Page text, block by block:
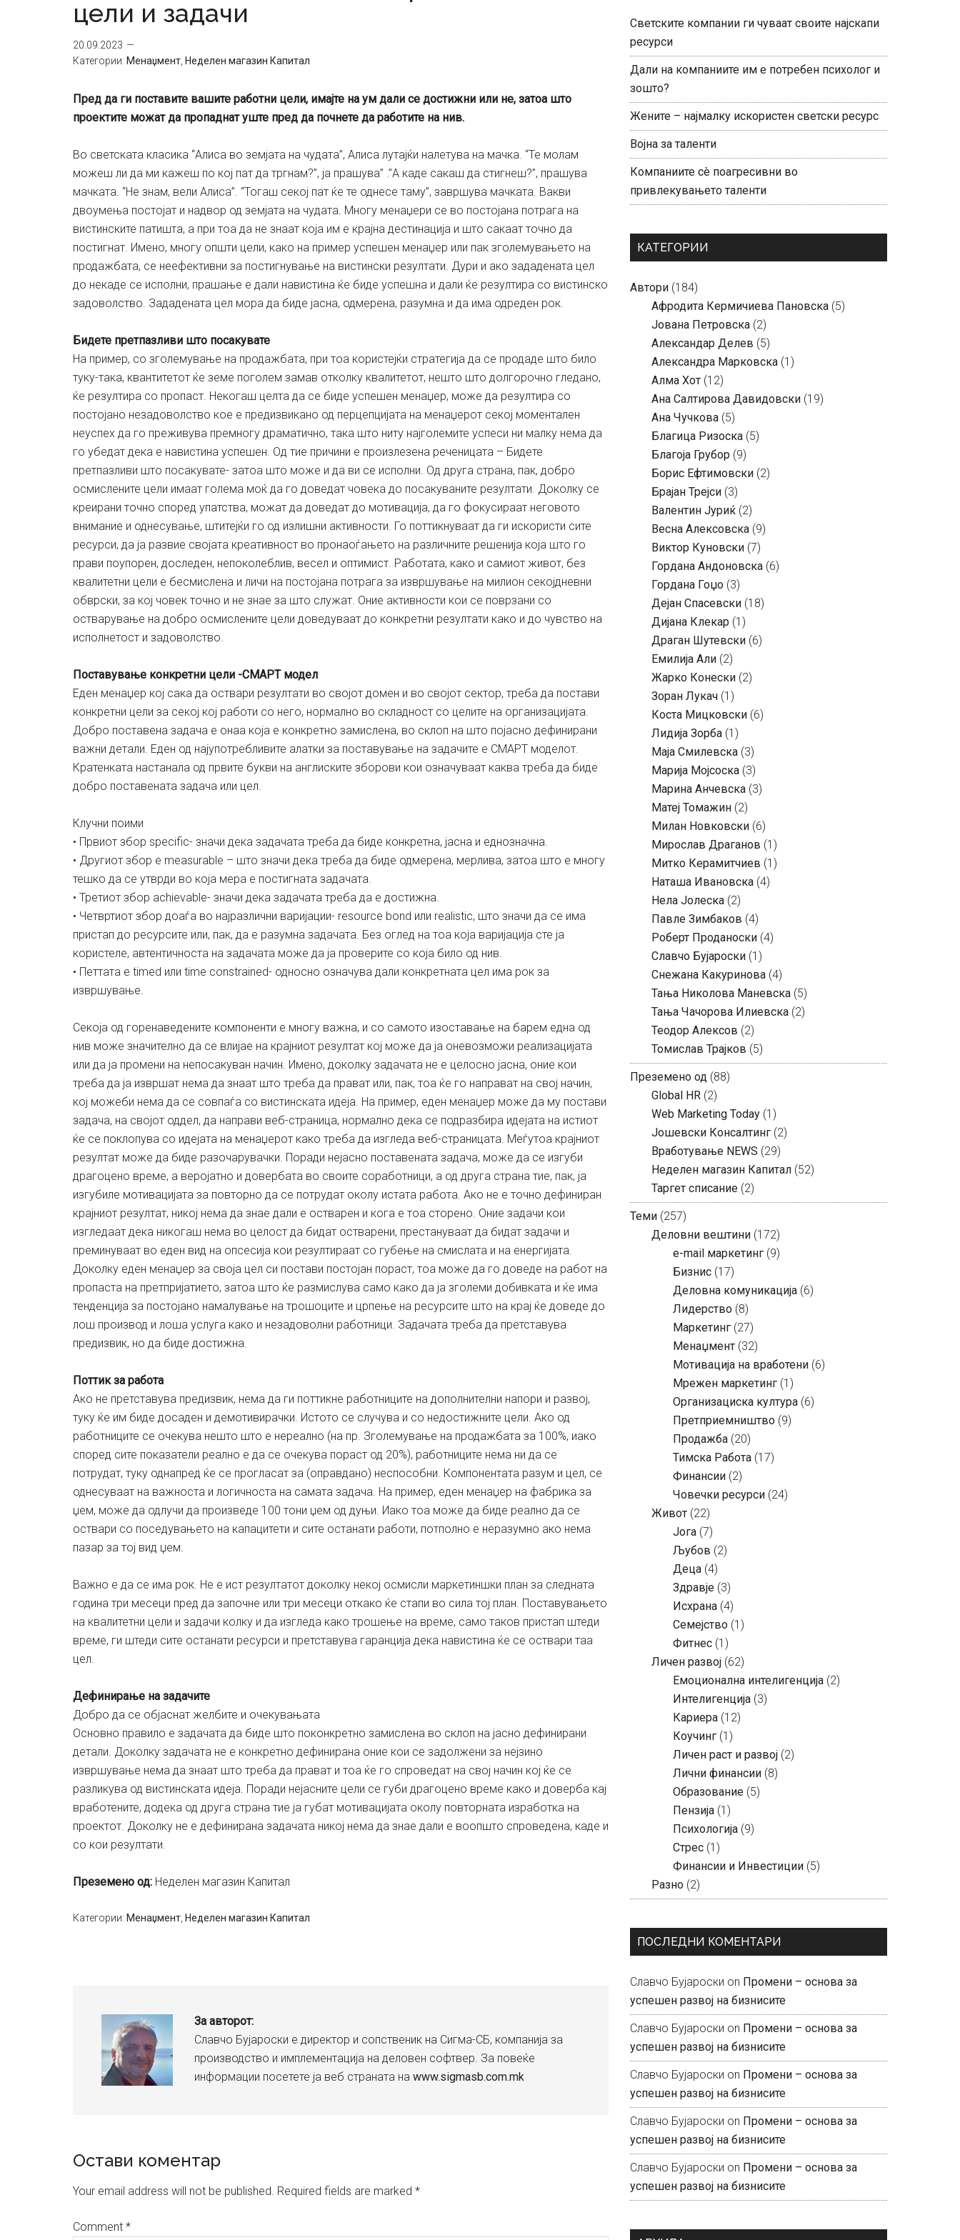
цели и задачи
20.09.2023
Категории: Менаџмент Неделен магазин Капитал
Пред да ги поставите вашите работни цели, имајте на ум дали се достижни или не, затоа што
проектите можат да пропаднат уште пред да почнете да работите на нив.
Во светската класика “Алиса во земјата на чудата”, Алиса лутајќи налетува на мачка. “Те молам
можеш ли да ми кажеш по кој пат да тргнам?”, ја прашува” .”А каде сакаш да стигнеш?”, прашува
мачката. “Не знам, вели Алиса”. “Тогаш секој пат ќе те однесе таму”, завршува мачката. Вакви
двоумења постојат и надвор од земјата на чудата. Многу менаџери се во постојана потрага на
вистинските патишта, а при тоа да не знаат која им е крајна дестинација и што сакаат точно да
постигнат. Имено, многу општи цели, како на пример успешен менаџер или пак зголемувањето на
продажбата, се неефективни за постигнување на вистински резултати. Дури и ако зададената цел
до некаде се исполни, прашање е дали навистина ќе биде успешна и дали ќе резултира со вистинско
задоволство. Зададената цел мора да биде јасна, одмерена, разумна и да има одреден рок.
Бидете претпазливи што посакувате
На пример, со зголемување на продажбата, при тоа користејќи стратегија да се продаде што било
туку-така, квантитетот ќе земе поголем замав отколку квалитетот, нешто што долгорочно гледано,
ќе резултира со пропаст. Некогаш целта да се биде успешен менаџер, може да резултира со
постојано незадоволство кое е предизвикано од перцепцијата на менаџерот секој моментален
неуспех да го преживува премногу драматично, така што ниту најголемите успеси ни малку нема да
го убедат дека е навистина успешен. Од тие причини е произлезена реченицата – Бидете
претпазливи што посакувате- затоа што може и да ви се исполни. Од друга страна, пак, добро
осмислените цели имаат голема моќ да го доведат човека до посакуваните резултати. Доколку се
креирани точно според упатства, можат да доведат до мотивација, да го фокусираат неговото
внимание и однесување, штитејќи го од излишни активности. Го поттикнуваат да ги искористи сите
ресурси, да ја развие својата креативност во пронаоѓањето на различните решенија која што го
прави поупорен, доследен, непоколеблив, весел и оптимист. Работата, како и самиот живот, без
квалитетни цели е бесмислена и личи на постојана потрага за извршување на милион секојдневни
обврски, за кој човек точно и не знае за што служат. Оние активности кои се поврзани со
остварување на добро осмислените цели доведуваат до конкретни резултати како и до чувство на
исполнетост и задоволство.
Поставување конкретни цели -СМАРТ модел
Еден менаџер кој сака да оствари резултати во својот домен и во својот сектор, треба да постави
конкретни цели за секој кој работи со него, нормално во складност со целите на организацијата.
Добро поставена задача е онаа која е конкретно замислена, во склоп на што појасно дефинирани
важни детали. Еден од најупотребливите алатки за поставување на задачите е СМАРТ моделот.
Кратенката настанала од првите букви на англиските зборови кои означуваат каква треба да биде
добро поставената задача или цел.
Клучни поими
• Првиот збор specific- значи дека задачата треба да биде конкретна, јасна и еднозначна.
• Другиот збор е measurable – што значи дека треба да биде одмерена, мерлива, затоа што е многу
тешко да се утврди во која мера е постигната задачата.
• Третиот збор achievable- значи дека задачата треба да е достижна.
• Четвртиот збор доаѓа во најразлични варијации- resource bond или realistic, што значи да се има
пристап до ресурсите или, пак, да е разумна задачата. Без оглед на тоа која варијација сте ја
користеле, автентичноста на задачата може да ја проверите со која било од нив.
• Петтата е timed или time constrained- односно означува дали конкретната цел има рок за
извршување.
Секоја од горенаведените компоненти е многу важна, и со самото изоставање на барем една од
нив може значително да се влијае на крајниот резултат кој може да ја оневозможи реализацијата
или да ја промени на непосакуван начин. Имено, доколку задачата не е целосно јасна, оние кои
треба да ја извршат нема да знаат што треба да прават или, пак, тоа ќе го направат на свој начин,
кој можеби нема да се совпаѓа со вистинската идеја. На пример, еден менаџер може да му постави
задача, на својот оддел, да направи веб-страница, нормално дека се подразбира идејата на истиот
ќе се поклопува со идејата на менаџерот како треба да изгледа веб-страницата. Меѓутоа крајниот
резултат може да биде разочарувачки. Поради нејасно поставената задача, може да се изгуби
драгоцено време, а веројатно и довербата во своите соработници, а од друга страна тие, пак, ја
изгубиле мотивацијата за повторно да се потрудат околу истата работа. Ако не е точно дефиниран
крајниот резултат, никој нема да знае дали е остварен и кога е тоа сторено. Оние задачи кои
изгледаат дека никогаш нема во целост да бидат остварени, престануваат да бидат задачи и
преминуваат во еден вид на опсесија кои резултираат со губење на смислата и на енергијата.
Доколку еден менаџер за своја цел си постави постојан пораст, тоа може да го доведе на работ на
пропаста на претпријатието, затоа што ќе размислува само како да ја зголеми добивката и ќе има
тенденција за постојано намалување на трошоците и црпење на ресурсите што на крај ќе доведе до
лош производ и лоша услуга како и незадоволни работници. Задачата треба да претставува
предизвик, но да биде достижна.
Поттик за работа
Ако не претставува предизвик, нема да ги поттикне работниците на дополнителни напори и развој,
туку ќе им биде досаден и демотивирачки. Истото се случува и со недостижните цели. Ако од
работниците се очекува нешто што е нереално (на пр. Зголемување на продажбата за 100%, иако
според сите показатели реално е да се очекува пораст од 20%), работниците нема ни да се
потрудат, туку однапред ќе се прогласат за (оправдано) неспособни. Компонентата разум и цел, се
однесуваат на важноста и логичноста на самата задача. На пример, еден менаџер на фабрика за
џем, може да одлучи да произведе 100 тони џем од дуњи. Иако тоа може да биде реално да се
оствари со поседувањето на капацитети и сите останати работи, потполно е неразумно ако нема
пазар за тој вид џем.
Важно е да се има рок. Не е ист резултатот доколку некој осмисли маркетиншки план за следната
година три месеци пред да започне или три месеци откако ќе стапи во сила тој план. Поставувањето
на квалитетни цели и задачи колку и да изгледа како трошење на време, само таков пристап штеди
време, ги штеди сите останати ресурси и претставува гаранција дека навистина ќе се оствари таа
цел.
Дефинирање на задачите
Добро да се објаснат желбите и очекувањата
Основно правило е задачата да биде што поконкретно замислена во склоп на јасно дефинирани
детали. Доколку задачата не е конкретно дефинирана оние кои се задолжени за нејзино
извршување нема да знаат што треба да прават и тоа ќе го спроведат на свој начин кој ќе се
разликува од вистинската идеја. Поради нејасните цели се губи драгоцено време како и доверба кај
вработените, додека од друга страна тие ја губат мотивацијата околу повторната изработка на
проектот. Доколку не е дефинирана задачата никој нема да знае дали е воопшто спроведена, каде и
со кои резултати.
Преземено од: Неделен магазин Капитал
Категории: Менаџмент Неделен магазин Капитал
За авторот:
Славчо Бујароски е директор и сопственик на Сигма-СБ, компанија за
производство и имплементација на деловен софтвер. За повеќе
информации посетете ја веб страната на www.sigmasb.com.mk
Reader
Interactions
Остави коментар
Your email address will not be published. Required fields are marked *
Comment *
Светските компании ги чуваат своите најскапи
ресурси
Дали на компаниите им е потребен психолог и
зошто?
Жените – најмалку искористен светски ресурс
Војна за таленти
Компаниите сè поагресивни во
привлекувањето таленти
КАТЕГОРИИ
Автори (184)
Aфродита Кермичиева Пановска (5)
Јована Петровска (2)
Александар Делев (5)
Александра Марковска (1)
Алма Хот (12)
Ана Салтирова Давидовски (19)
Ана Чучкова (5)
Благица Ризоска (5)
Благоја Грубор (9)
Борис Ефтимовски (2)
Брајан Трејси (3)
Валентин Јуриќ (2)
Весна Алексовска (9)
Виктор Куновски (7)
Гордана Андоновска (6)
Гордана Гоџо (3)
Дејан Спасевски (18)
Дијана Клекар (1)
Драган Шутевски (6)
Емилија Али (2)
Жарко Конески (2)
Зоран Лукач (1)
Коста Мицковски (6)
Лидија Зорба (1)
Маја Смилевска (3)
Марија Мојсоска (3)
Марина Анчевска (3)
Матеј Томажин (2)
Милан Новковски (6)
Мирослав Драганов (1)
Митко Керамитчиев (1)
Наташа Ивановска (4)
Нела Јолеска (2)
Павле Зимбаков (4)
Роберт Проданоски (4)
Славчо Бујароски (1)
Снежана Какуринова (4)
Тања Николова Маневска (5)
Тања Чачорова Илиевска (2)
Теодор Алексов (2)
Томислав Трајков (5)
Преземено од (88)
Global HR (2)
Web Marketing Today (1)
Јошевски Консалтинг (2)
Вработување NEWS (29)
Неделен магазин Капитал (52)
Таргет списание (2)
Теми (257)
Деловни вештини (172)
e-mail маркетинг (9)
Бизнис (17)
Деловна комуникација (6)
Лидерство (8)
Маркетинг (27)
Менаџмент (32)
Мотивација на вработени (6)
Мрежен маркетинг (1)
Организациска култура (6)
Претприемништво (9)
Продажба (20)
Тимска Работа (17)
Финансии (2)
Човечки ресурси (24)
Живот (22)
Јога (7)
Љубов (2)
Деца (4)
Здравје (3)
Исхрана (4)
Семејство (1)
Фитнес (1)
Личен развој (62)
Емоционална интелигенција (2)
Интелигенција (3)
Кариера (12)
Коучинг (1)
Личен раст и развој (2)
Лични финансии (8)
Образование (5)
Пензија (1)
Психологија (9)
Стрес (1)
Финансии и Инвестиции (5)
Разно (2)
ПОСЛЕДНИ КОМЕНТАРИ
Славчо Бујароски on Промени – основа за
успешен развој на бизнисите
Славчо Бујароски on Промени – основа за
успешен развој на бизнисите
Славчо Бујароски on Промени – основа за
успешен развој на бизнисите
Славчо Бујароски on Промени – основа за
успешен развој на бизнисите
Славчо Бујароски on Промени – основа за
успешен развој на бизнисите